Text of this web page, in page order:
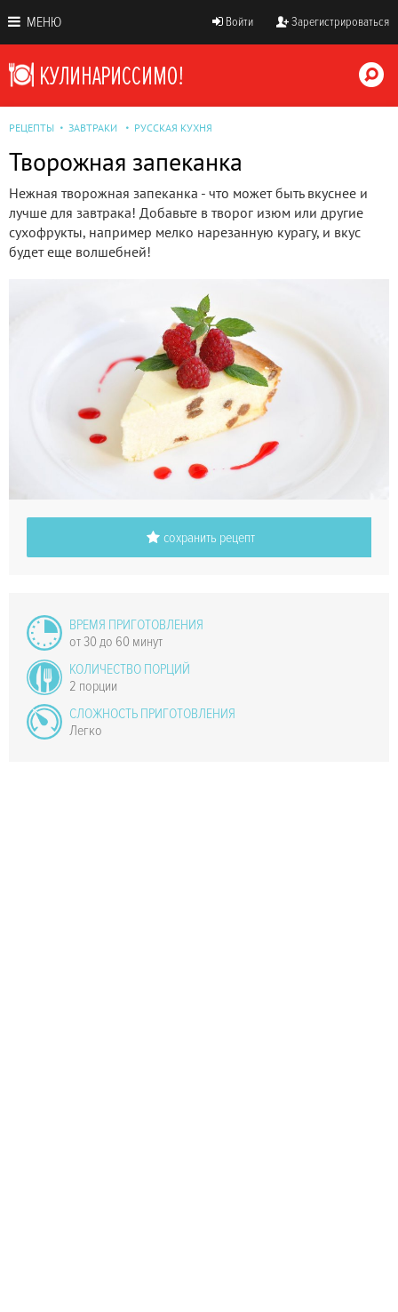
МЕНЮ Войти Зарегистрироваться
РЕЦЕПТЫ ЗАВТРАКИ РУССКАЯ КУХНЯ
Творожная запеканка
Нежная творожная запеканка - что может быть вкуснее и
лучше для завтрака! Добавьте в творог изюм или другие
сухофрукты, например мелко нарезанную курагу, и вкус
будет еще волшебней!
сохранить рецепт
ВРЕМЯ ПРИГОТОВЛЕНИЯ
от 30 до 60 минут
КОЛИЧЕСТВО ПОРЦИЙ
2 порции
СЛОЖНОСТЬ ПРИГОТОВЛЕНИЯ
Легко